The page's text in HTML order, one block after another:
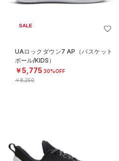
SALE
UAロックダウン7 AP（バスケット
ボール/KIDS）
￥5,775 30%OFF
￥8,250